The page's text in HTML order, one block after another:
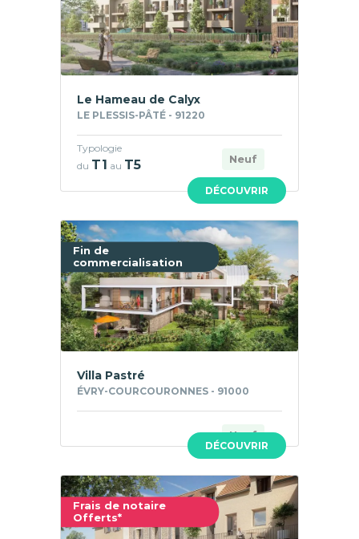
DÉCOUVRIR
Le Hameau de Calyx
LE PLESSIS-PÂTÉ - 91220
Neuf
Typologie
du T1 au T5
Fin de
commercialisation
DÉCOUVRIR
Villa Pastré
ÉVRY-COURCOURONNES - 91000
Neuf
Frais de notaire
Offerts*